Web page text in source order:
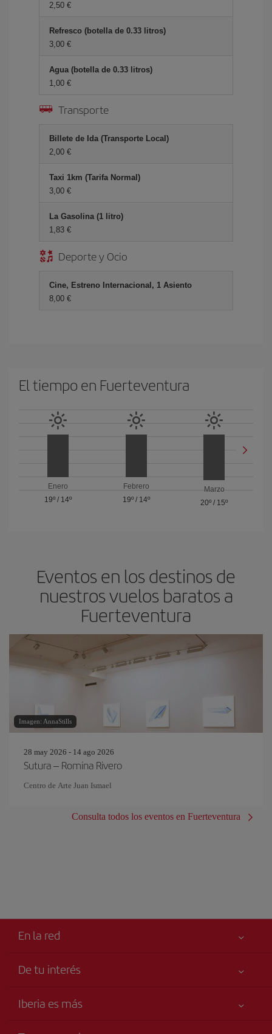
2,50 €
Refresco (botella de 0.33 litros)
3,00 €
Agua (botella de 0.33 litros)
1,00 €
Transporte
Billete de Ida (Transporte Local)
2,00 €
Taxi 1km (Tarifa Normal)
3,00 €
La Gasolina (1 litro)
1,83 €
Deporte y Ocio
Cine, Estreno Internacional, 1 Asiento
8,00 €
El tiempo en Fuerteventura
Enero
19º/ 14º
Febrero
19º/ 14º
Marzo
20º / 15º
Eventos en los destinos de
nuestros vuelos baratos a
Fuerteventura
Imagen: AnnaStills
28 may 2026 - 14 ago 2026
Sutura – Romina Rivero
Centro de Arte Juan Ismael
Consulta todos los eventos en Fuerteventura
En la red
De tu interés
Tu seguridad es lo primero
Iberia es más